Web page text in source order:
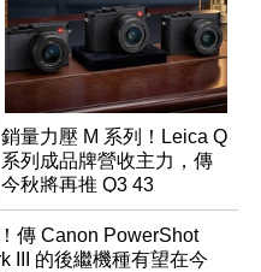
銷量力壓 M 系列！Leica Q
系列成品牌營收主力，傳
今秋將再推 Q3 43
Monochrom
傳 Canon PowerShot
III 的後繼機種有望在今